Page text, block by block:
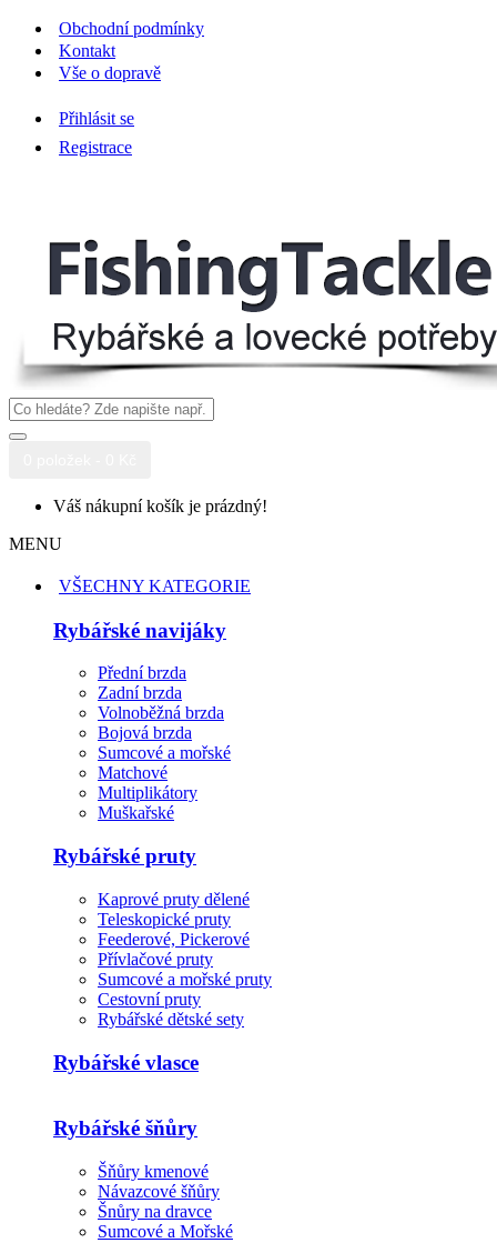
Obchodní podmínky
Kontakt
Vše o dopravě
Přihlásit se
Registrace
Váš nákupní košík je prázdný!
MENU
VŠECHNY KATEGORIE
Rybářské navijáky
Přední brzda
Zadní brzda
Volnoběžná brzda
Bojová brzda
Sumcové a mořské
Matchové
Multiplikátory
Muškařské
Rybářské pruty
Kaprové pruty dělené
Teleskopické pruty
Feederové, Pickerové
Přívlačové pruty
Sumcové a mořské pruty
Cestovní pruty
Rybářské dětské sety
Rybářské vlasce
Rybářské šňůry
Šňůry kmenové
Návazcové šňůry
Šnůry na dravce
Sumcové a Mořské